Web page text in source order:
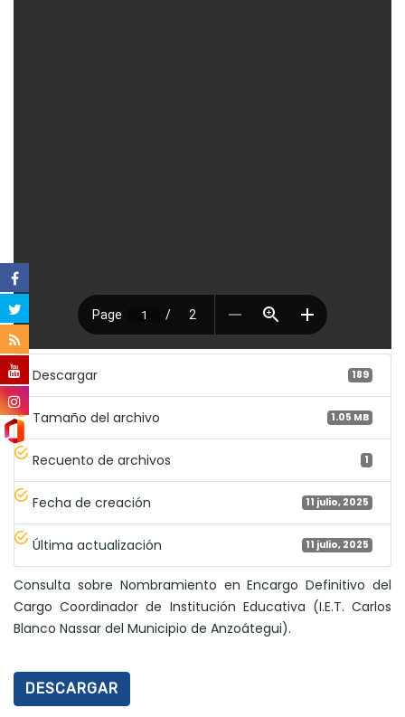
Descargar 189
Tamaño del archivo 1.05 MB
Recuento de archivos 1
Fecha de creación 11 julio, 2025
Última actualización 11 julio, 2025
Consulta sobre Nombramiento en Encargo Definitivo del
Cargo Coordinador de Institución Educativa (I.E.T. Carlos
Blanco Nassar del Municipio de Anzoátegui).
DESCARGAR